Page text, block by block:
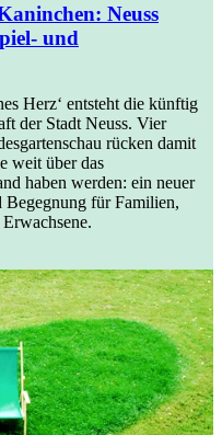
Neuss
und
Herz‘ entsteht die künftig
der Stadt Neuss. Vier
rücken damit
weit über das
haben werden: ein neuer
für Familien,